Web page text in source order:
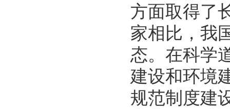
方面取得了
家相比，我
态。在科学
建设和环境
规范制度建